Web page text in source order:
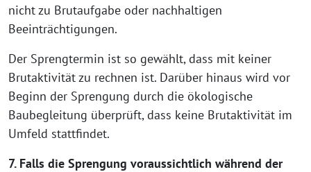
nicht zu Brutaufgabe oder nachhaltigen
Beeinträchtigungen.
Der Sprengtermin ist so gewählt, dass mit keiner
Brutaktivität zu rechnen ist. Darüber hinaus wird vor
Beginn der Sprengung durch die ökologische
Baubegleitung überprüft, dass keine Brutaktivität im
Umfeld stattfindet.
7. Falls die Sprengung voraussichtlich während der